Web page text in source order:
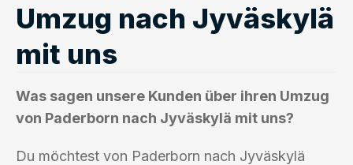
Umzug nach Jyväskylä
mit uns
Was sagen unsere Kunden über ihren Umzug
von Paderborn nach Jyväskylä mit uns?
Du möchtest von Paderborn nach Jyväskylä